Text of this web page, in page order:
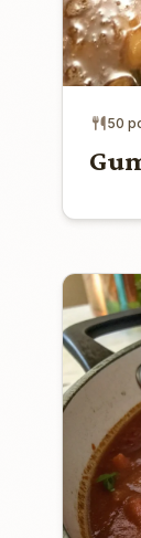
50